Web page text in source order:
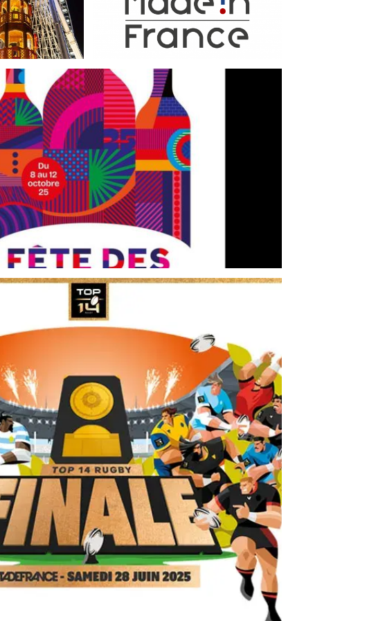
PIÙ LEGGI DI PIÙ
DELLA VENDEMMIA DI
2025 – UN EVENTO
IMPERDIBILE
LEGGI DI PIÙ
DEL TOP 14 DI RUGBY ALLO
STADE DE FRANCE
LEGGI DI PIÙ